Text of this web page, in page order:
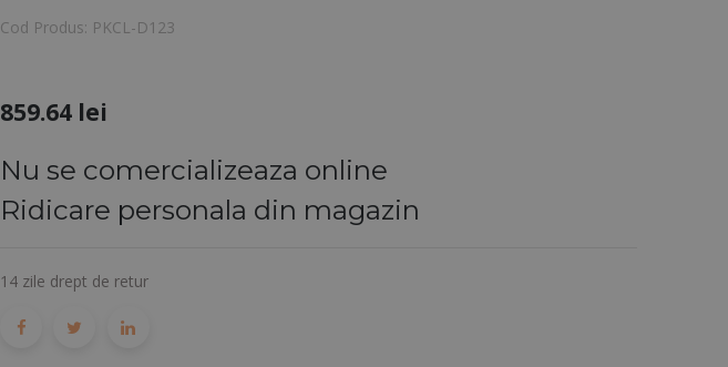
Cod Produs: PKCL-D123
859.64 lei
Nu se comercializeaza online
Ridicare personala din magazin
14 zile drept de retur